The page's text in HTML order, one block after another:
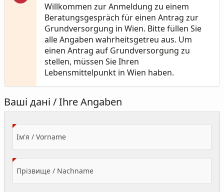
Willkommen zur Anmeldung zu einem
Beratungsgespräch für einen Antrag zur
Grundversorgung in Wien. Bitte füllen Sie
alle Angaben wahrheitsgetreu aus. Um
einen Antrag auf Grundversorgung zu
stellen, müssen Sie Ihren
Lebensmittelpunkt in Wien haben.
Ваші дані / Ihre Angaben
Ім'я / Vorname(Value Required)
Прізвище / Nachname(Value Required)